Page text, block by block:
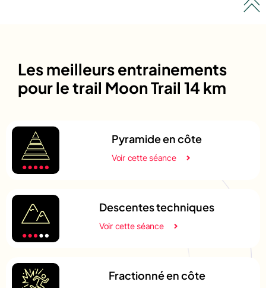
Les meilleurs entrainements
pour le trail Moon Trail 14 km
Pyramide en côte
Voir cette séance
Descentes techniques
Voir cette séance
Fractionné en côte